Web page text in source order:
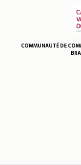
COMMUNAUTÉ DE